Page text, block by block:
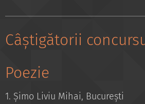
Câștigătorii
Poezie
1. Șimo Liviu Mihai, București